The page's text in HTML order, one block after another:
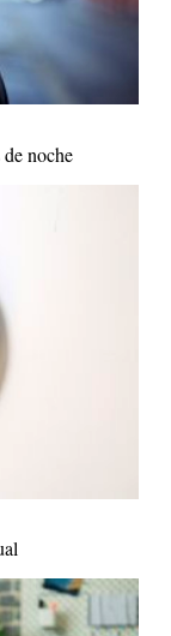
noche